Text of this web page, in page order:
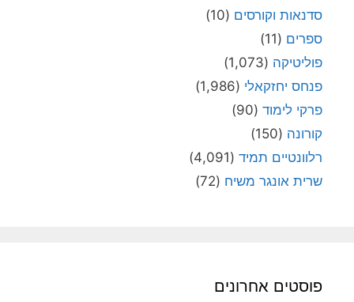
סדנאות וקורסים (10)
ספרים (11)
פוליטיקה (1,073)
פנחס יחזקאלי (1,986)
פרקי לימוד (90)
קורונה (150)
רלוונטיים תמיד (4,091)
שרית אונגר משיח (72)
פוסטים אחרונים